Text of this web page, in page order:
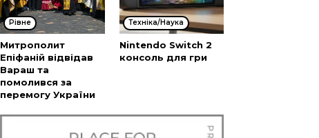
Рівне
Митрополит
Епіфаній відвідав
Вараш та
помолився за
перемогу України
Техніка/Наука
Nintendo Switch 2
консоль для гри